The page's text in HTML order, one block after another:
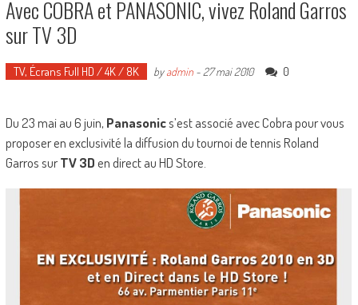
Avec COBRA et PANASONIC, vivez Roland Garros
sur TV 3D
TV, Écrans Full HD / 4K / 8K byadmin- 27 mai 2010 0
Du 23 mai au 6 juin, Panasonics’est associé avec Cobra pour vous
proposer en exclusivité la diffusion du tournoi de tennis Roland
Garros surTV 3Den direct au HD Store.